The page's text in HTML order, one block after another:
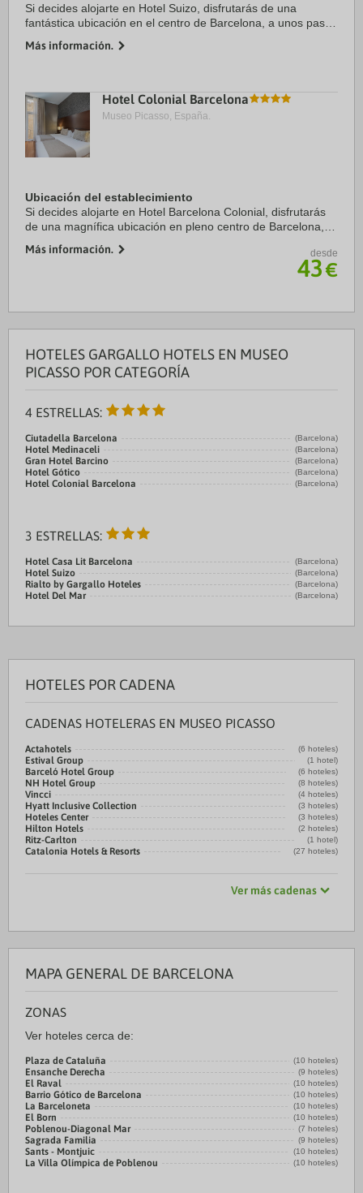
Si decides alojarte en Hotel Suizo, disfrutarás de una
fantástica ubicación en el centro de Barcelona, a unos pasos
Además, este hotel se ...
Más información.
Hotel Colonial Barcelona
Museo Picasso, España.
Ubicación del establecimiento
Si decides alojarte en Hotel Barcelona Colonial, disfrutarás
de una magnífica ubicación en pleno centro de Barcelona, a
de Barcelona. Además, este ...
Más información. desde
43€
HOTELES GARGALLO HOTELS EN MUSEO
PICASSO POR CATEGORÍA
4 ESTRELLAS:
Ciutadella Barcelona (Barcelona)
Hotel Medinaceli (Barcelona)
Gran Hotel Barcino (Barcelona)
Hotel Gótico (Barcelona)
Hotel Colonial Barcelona (Barcelona)
3 ESTRELLAS:
Hotel Casa Lit Barcelona (Barcelona)
Hotel Suizo (Barcelona)
Rialto by Gargallo Hoteles (Barcelona)
Hotel Del Mar (Barcelona)
HOTELES POR CADENA
CADENAS HOTELERAS EN MUSEO PICASSO
Actahotels (6 hoteles)
Estival Group (1 hotel)
Barceló Hotel Group (6 hoteles)
NH Hotel Group (8 hoteles)
Vincci (4 hoteles)
Hyatt Inclusive Collection (3 hoteles)
Hoteles Center (3 hoteles)
Hilton Hotels (2 hoteles)
Ritz-Carlton (1 hotel)
Catalonia Hotels & Resorts (27 hoteles)
Ver más cadenas
MAPA GENERAL DE BARCELONA
ZONAS
Ver hoteles cerca de:
Plaza de Cataluña (10 hoteles)
Ensanche Derecha (9 hoteles)
El Raval (10 hoteles)
Barrio Gótico de Barcelona (10 hoteles)
La Barceloneta (10 hoteles)
El Born (10 hoteles)
Poblenou-Diagonal Mar (7 hoteles)
Sagrada Familia (9 hoteles)
Sants - Montjuic (10 hoteles)
La Villa Olímpica de Poblenou (10 hoteles)